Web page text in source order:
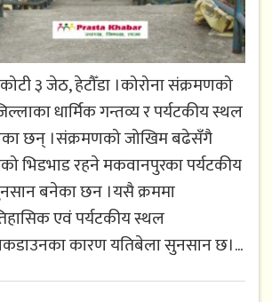
३ जेठ, हेटौँडा ।कोरोना संक्रमणको
धार्मिक गन्तव्य र पर्यटकीय स्थल
छन् ।संक्रमणको जोखिम बढेसँगै
भिडभाड रहने मकवानपुरका पर्यटकीय
बनेका छन ।यसै क्रममा
एवं पर्यटकीय स्थल
कारण यतिबेला सुनसान छ।...